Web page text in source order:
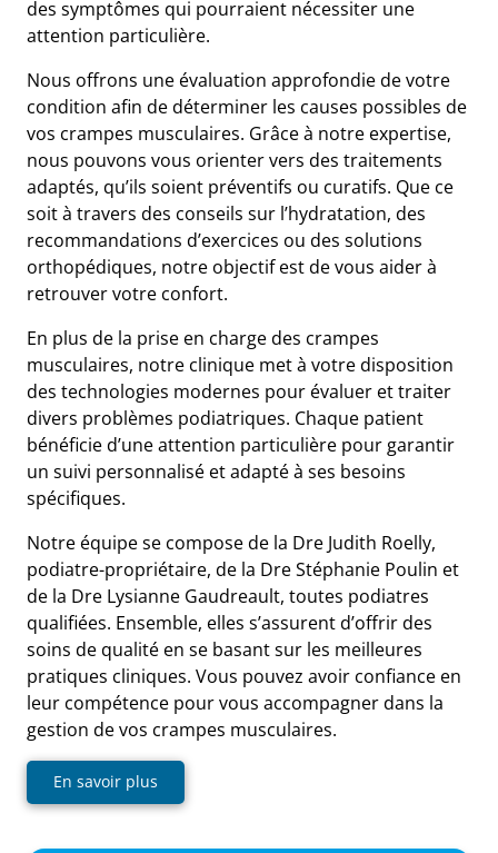
des symptômes qui pourraient nécessiter une
attention particulière.
Nous offrons une évaluation approfondie de votre
condition afin de déterminer les causes possibles de
vos crampes musculaires. Grâce à notre expertise,
nous pouvons vous orienter vers des traitements
adaptés, qu’ils soient préventifs ou curatifs. Que ce
soit à travers des conseils sur l’hydratation, des
recommandations d’exercices ou des solutions
orthopédiques, notre objectif est de vous aider à
retrouver votre confort.
En plus de la prise en charge des crampes
musculaires, notre clinique met à votre disposition
des technologies modernes pour évaluer et traiter
divers problèmes podiatriques. Chaque patient
bénéficie d’une attention particulière pour garantir
un suivi personnalisé et adapté à ses besoins
spécifiques.
Notre équipe se compose de la Dre Judith Roelly,
podiatre-propriétaire, de la Dre Stéphanie Poulin et
de la Dre Lysianne Gaudreault, toutes podiatres
qualifiées. Ensemble, elles s’assurent d’offrir des
soins de qualité en se basant sur les meilleures
pratiques cliniques. Vous pouvez avoir confiance en
leur compétence pour vous accompagner dans la
gestion de vos crampes musculaires.
En savoir plus